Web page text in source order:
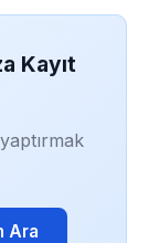
Kayıt
Ara